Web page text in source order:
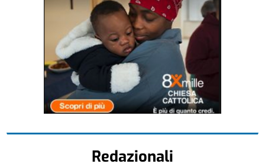
Redazionali